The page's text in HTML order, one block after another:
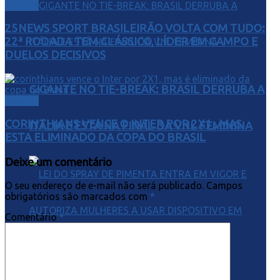
GIGANTE NO TIE-BREAK: BRASIL DERRUBA A
ITÁLIA E ESTÁ NA FINAL DA VNL FEMININA
25NEWS SPORT BRASILEIRÃO VOLTA COM TUDO:
22ª RODADA TEM CLÁSSICO, LÍDER EM CAMPO E
DUELOS DECISIVOS
CORINTHIANS VENCE O INTER POR 2X1 , MAS
ESTA ELIMINADO DA COPA DO BRASIL
Deixe um comentário
O seu endereço de e-mail não será publicado. Campos
obrigatórios são marcados com *
Comentário*